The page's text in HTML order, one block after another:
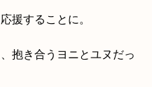
援することに。
抱き合うヨニとユヌだっ